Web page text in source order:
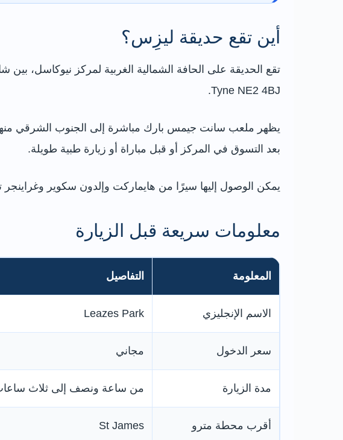
أين تقع حديقة ليزِس؟
Tyne NE2 4BJ.
يظهر ملعب سانت جيمس بارك مباشرة إلى الجنوب الشرقي منها،
بعد التسوق في المركز أو قبل مباراة أو زيارة طبية طويلة.
يمكن الوصول إليها سيرًا من هايماركت وإلدون سكوير
معلومات سريعة قبل الزيارة
المعلومة التفاصيل
الاسم الإنجليزي Leazes Park
سعر الدخول مجاني
مدة الزيارة من ساعة ونصف إلى ثلاث
أقرب محطة مترو St James